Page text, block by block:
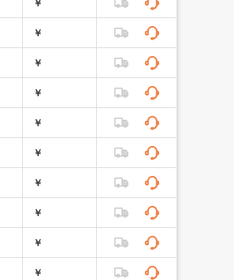
￥
￥
￥
￥
￥
￥
￥
￥
￥
￥